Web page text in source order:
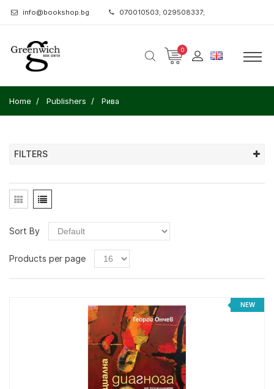
info@bookshop.bg 070010503; 029508337;
0
Home Publishers Рива
FILTERS
Sort By
Products per page
NEW